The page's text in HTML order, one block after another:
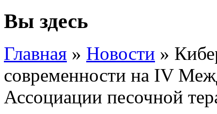
Вы здесь
Главная » Новости »
современности на IV
Ассоциации песочной